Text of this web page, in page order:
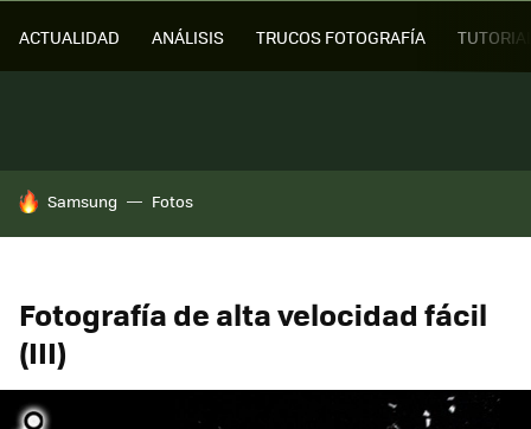
ACTUALIDAD ANÁLISIS TRUCOS FOTOGRAFÍA
HOY SE HABLA DE
Samsung Fotos
Fotografía de alta velocidad fácil
(III)